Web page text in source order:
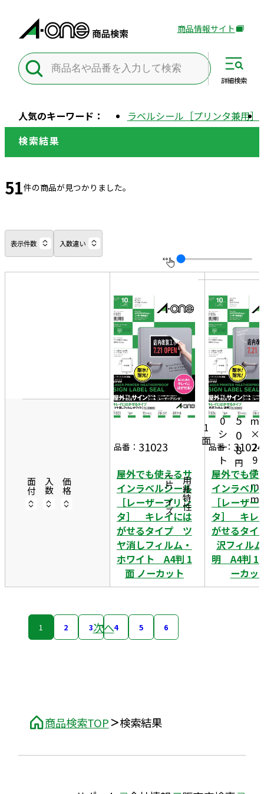
外
サ
別
す
商品情報サイト
人気のキーワード： ラベルシール［プリンタ兼用］
詳細検索
商品検索TOP 検索結果
検索結果
51件の商品が見つかりました。
表示件数 入数違い
面付 入数 価格 一片サイズ用紙特性
品番： 31023
屋外でも使えるサ
インラベルシール
［レーザープリン
タ］ キレイには
がせるタイプ ツ
ヤ消しフィルム・
ホワイト A4判 1
面 ノーカット
1
面
1
0
シ
ー
ト
2,
5
0
8
円
2
1
0
m
m
×
2
9
7
m
m
品番： 31024
屋外でも使
インラベル
［レーザー
タ］ キレ
がせるタ
沢フィル
明 A4判 1
ーカッ
1 2 3 4 5 6
次へ